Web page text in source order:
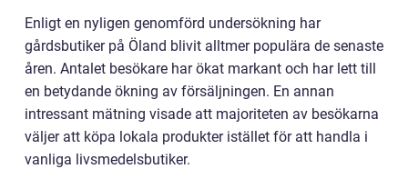
Enligt en nyligen genomförd undersökning har
gårdsbutiker på Öland blivit alltmer populära de senaste
åren. Antalet besökare har ökat markant och har lett till
en betydande ökning av försäljningen. En annan
intressant mätning visade att majoriteten av besökarna
väljer att köpa lokala produkter istället för att handla i
vanliga livsmedelsbutiker.